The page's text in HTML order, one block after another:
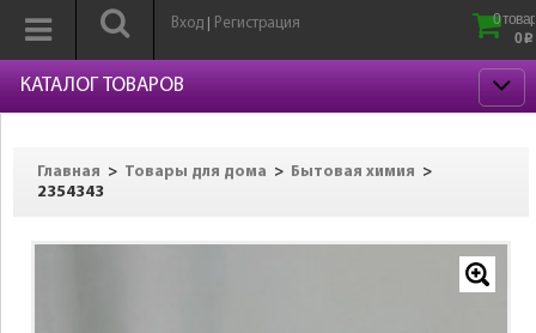
Вход Регистрация
0
0 p
КАТАЛОГ ТОВАРОВ
Главная > Товары для дома > Бытовая химия
>
2354343